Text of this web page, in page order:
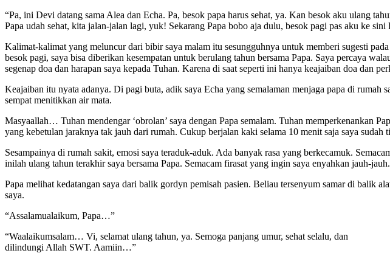
“Pa, ini Devi datang sama Alea dan Echa. Pa, besok papa harus sehat, ya. Kan besok aku ulang
Papa udah sehat, kita jalan-jalan lagi, yuk! Sekarang Papa bobo aja dulu, besok pagi pas aku ke
Kalimat-kalimat yang meluncur dari bibir saya malam itu sesungguhnya untuk memberi sugesti
besok pagi, saya bisa diberikan kesempatan untuk berulang tahun bersama Papa. Saya percaya
segenap doa dan harapan saya kepada Tuhan. Karena di saat seperti ini hanya keajaiban doa dan
Keajaiban itu nyata adanya. Di pagi buta, adik saya Echa yang semalaman menjaga papa di
sempat menitikkan air mata.
Masyaallah… Tuhan mendengar ‘obrolan’ saya dengan Papa semalam. Tuhan memperkenankan
yang kebetulan jaraknya tak jauh dari rumah. Cukup berjalan kaki selama 10 menit saja saya sudah
Sesampainya di rumah sakit, emosi saya teraduk-aduk. Ada banyak rasa yang berkecamuk.
inilah ulang tahun terakhir saya bersama Papa. Semacam firasat yang ingin saya enyahkan jauh-jauh.
Papa melihat kedatangan saya dari balik gordyn pemisah pasien. Beliau tersenyum samar di balik
saya.
“Assalamualaikum, Papa…”
“Waalaikumsalam… Vi, selamat ulang tahun, ya. Semoga panjang umur, sehat selalu, dan
dilindungi Allah SWT. Aamiin…”